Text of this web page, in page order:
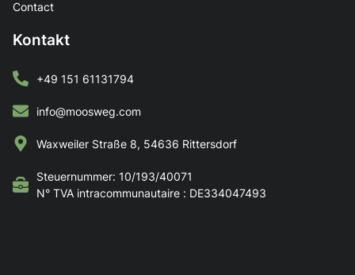
Contact
Kontakt
+49 151 61131794
info@moosweg.com
Waxweiler Straße 8, 54636 Rittersdorf
Steuernummer: 10/193/40071
N° TVA intracommunautaire : DE334047493